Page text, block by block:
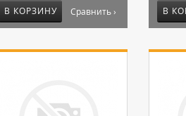
В КОРЗИНУ Сравнить › В